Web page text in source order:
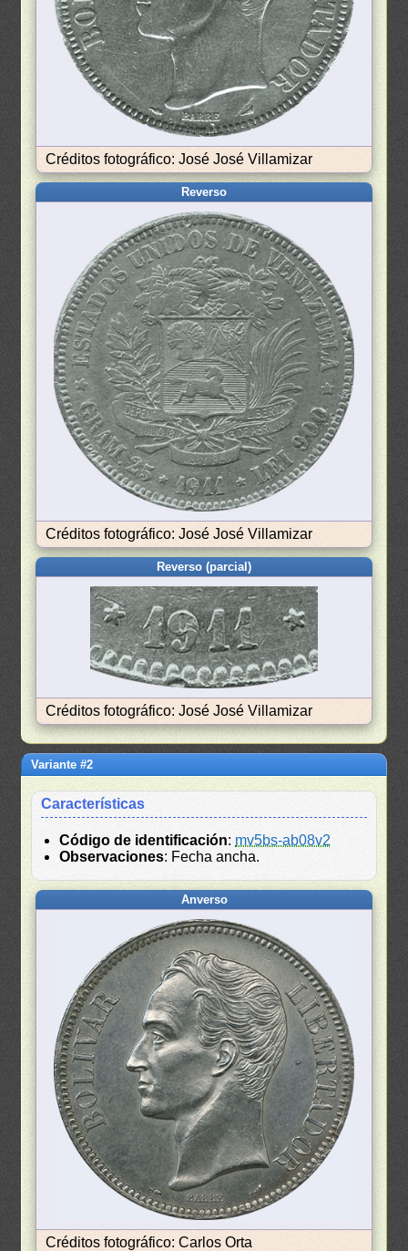
Créditos fotográfico: José José Villamizar
Reverso
Créditos fotográfico: José José Villamizar
Reverso (parcial)
Créditos fotográfico: José José Villamizar
Variante #2
Características
Código de identificación: mv5bs-ab08v2
Observaciones: Fecha ancha.
Anverso
Créditos fotográfico: Carlos Orta